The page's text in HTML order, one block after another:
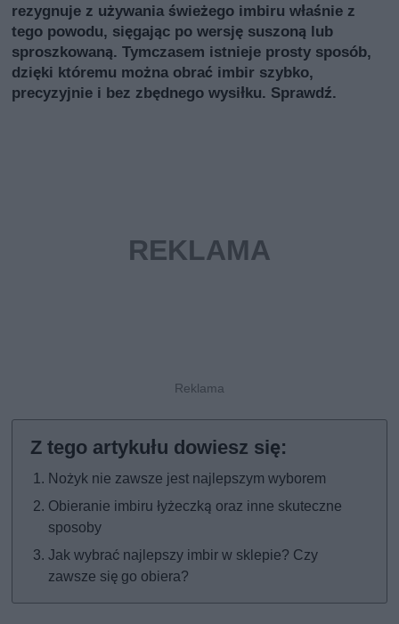
rezygnuje z używania świeżego imbiru właśnie z
tego powodu, sięgając po wersję suszoną lub
sproszkowaną. Tymczasem istnieje prosty sposób,
dzięki któremu można obrać imbir szybko,
precyzyjnie i bez zbędnego wysiłku. Sprawdź.
Nożyk nie zawsze jest najlepszym wyborem
Obieranie imbiru łyżeczką oraz inne skuteczne
sposoby
Jak wybrać najlepszy imbir w sklepie? Czy
zawsze się go obiera?